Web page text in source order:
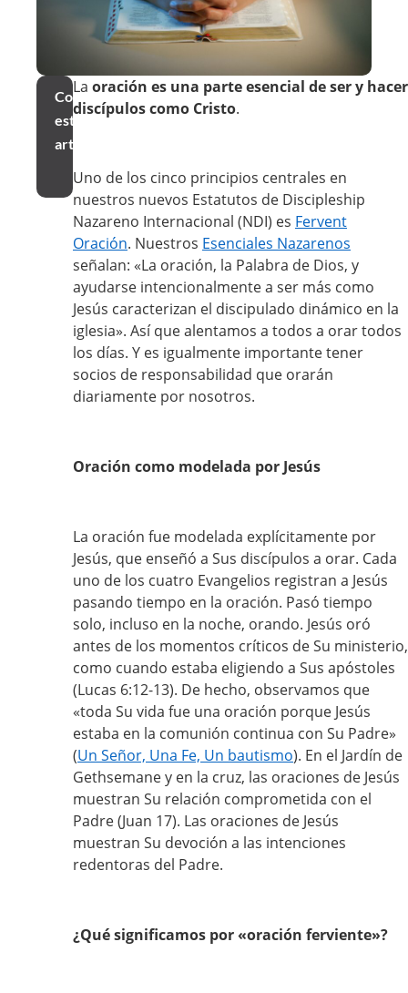
Compartir
este
artículo
La oración es una parte esencial de ser y hacer
discípulos como Cristo.
Uno de los cinco principios centrales en
nuestros nuevos Estatutos de Discipleship
Nazareno Internacional (NDI) es Fervent
Oración. Nuestros Esenciales Nazarenos
señalan: «La oración, la Palabra de Dios, y
ayudarse intencionalmente a ser más como
Jesús caracterizan el discipulado dinámico en la
iglesia». Así que alentamos a todos a orar todos
los días. Y es igualmente importante tener
socios de responsabilidad que orarán
diariamente por nosotros.
Oración como modelada por Jesús
La oración fue modelada explícitamente por
Jesús, que enseñó a Sus discípulos a orar. Cada
uno de los cuatro Evangelios registran a Jesús
pasando tiempo en la oración. Pasó tiempo
solo, incluso en la noche, orando. Jesús oró
antes de los momentos críticos de Su ministerio,
como cuando estaba eligiendo a Sus apóstoles
(Lucas 6:12-13). De hecho, observamos que
«toda Su vida fue una oración porque Jesús
estaba en la comunión continua con Su Padre»
(Un Señor, Una Fe, Un bautismo). En el Jardín de
Gethsemane y en la cruz, las oraciones de Jesús
muestran Su relación comprometida con el
Padre (Juan 17). Las oraciones de Jesús
muestran Su devoción a las intenciones
redentoras del Padre.
¿Qué significamos por «oración ferviente»?